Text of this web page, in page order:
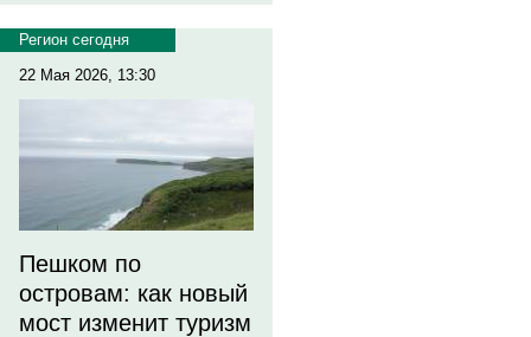
Регион сегодня
22 Мая 2026, 13:30
Пешком по
островам: как новый
мост изменит туризм